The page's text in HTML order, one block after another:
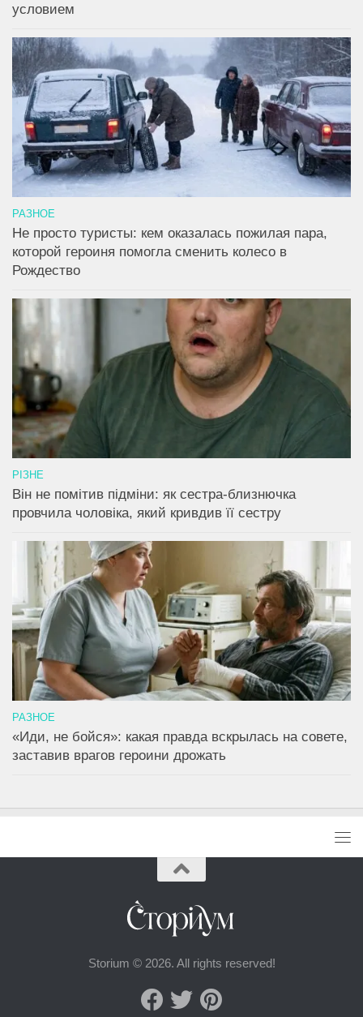
условием
РАЗНОЕ
Не просто туристы: кем оказалась пожилая пара,
которой героиня помогла сменить колесо в
Рождество
РІЗНЕ
Він не помітив підміни: як сестра-близнючка
провчила чоловіка, який кривдив її сестру
РАЗНОЕ
«Иди, не бойся»: какая правда вскрылась на совете,
заставив врагов героини дрожать
Storium © 2026. All rights reserved!